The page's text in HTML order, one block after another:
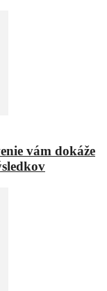
vám dokáže